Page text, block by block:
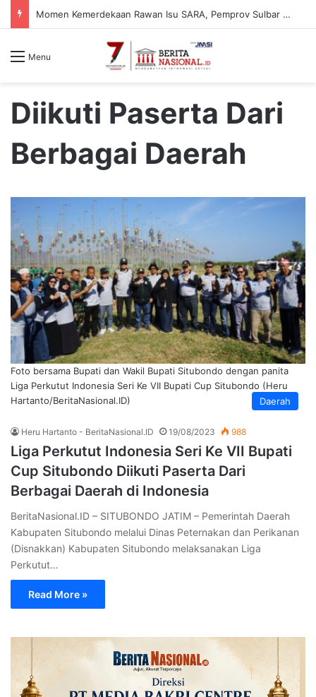
Momen Kemerdekaan Rawan Isu SARA, Pemprov Sulbar Perkuat Literasi Digital Warga
Menu
Diikuti Paserta Dari
Berbagai Daerah
Daerah
Foto bersama Bupati dan Wakil Bupati Situbondo dengan panita
Liga Perkutut Indonesia Seri Ke VII Bupati Cup Situbondo (Heru
Hartanto/BeritaNasional.ID)
Heru Hartanto - BeritaNasional.ID 19/08/2023 988
Liga Perkutut Indonesia Seri Ke VII Bupati
Cup Situbondo Diikuti Paserta Dari
Berbagai Daerah di Indonesia
BeritaNasional.ID – SITUBONDO JATIM – Pemerintah Daerah
Kabupaten Situbondo melalui Dinas Peternakan dan Perikanan
(Disnakkan) Kabupaten Situbondo melaksanakan Liga
Perkutut…
Read More »